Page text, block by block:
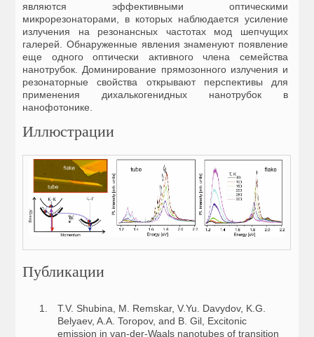
являются эффективными оптическими
микрорезонаторами, в которых наблюдается усиление
излучения на резонансных частотах мод шепчущих
галерей. Обнаруженные явления знаменуют появление
еще одного оптически активного члена семейства
нанотрубок. Доминирование прямозонного излучения и
резонаторные свойства открывают перспективы для
применения дихалькогенидных нанотрубок в
нанофотонике.
Иллюстрации
Публикации
T.V. Shubina, M. Remskar, V.Yu. Davydov, K.G.
Belyaev, A.A. Toropov, and B. Gil, Excitonic
emission in van-der-Waals nanotubes of transition